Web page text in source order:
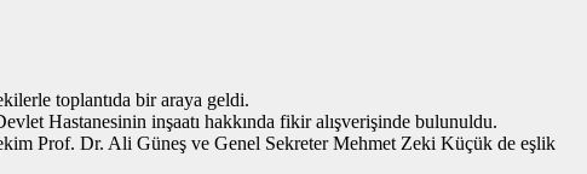
toplantıda bir araya geldi.
Hastanesinin inşaatı hakkında fikir alışverişinde bulunuldu.
Prof. Dr. Ali Güneş ve Genel Sekreter Mehmet Zeki Küçük de eşlik